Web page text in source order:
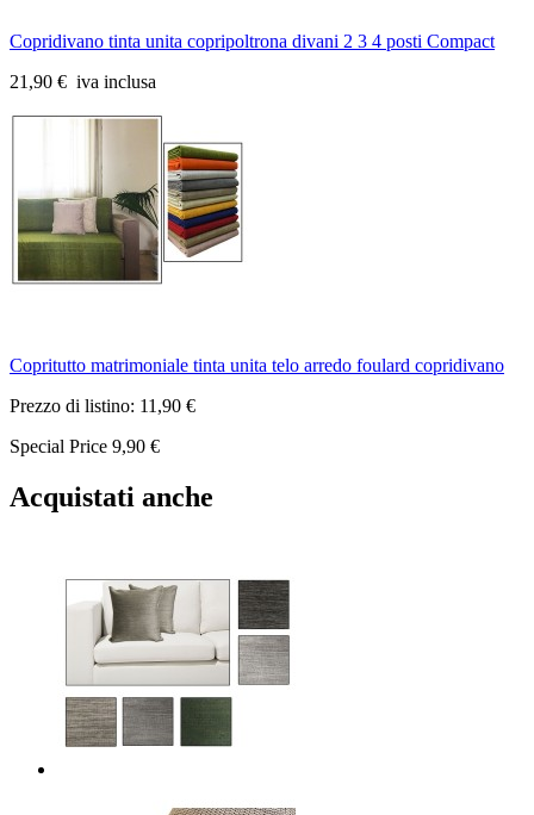
Copridivano tinta unita copripoltrona divani 2 3 4 posti Compact
21,90 € iva inclusa
Copritutto matrimoniale tinta unita telo arredo foulard copridivano
Prezzo di listino: 11,90 €
Special Price 9,90 €
Acquistati anche